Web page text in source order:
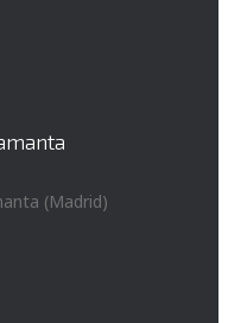
(Madrid)